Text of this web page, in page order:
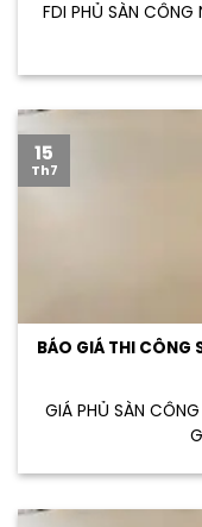
FDI PHỦ SÀN CÔNG
BÁO GIÁ THI CÔNG
GIÁ PHỦ SÀN
15
Th7